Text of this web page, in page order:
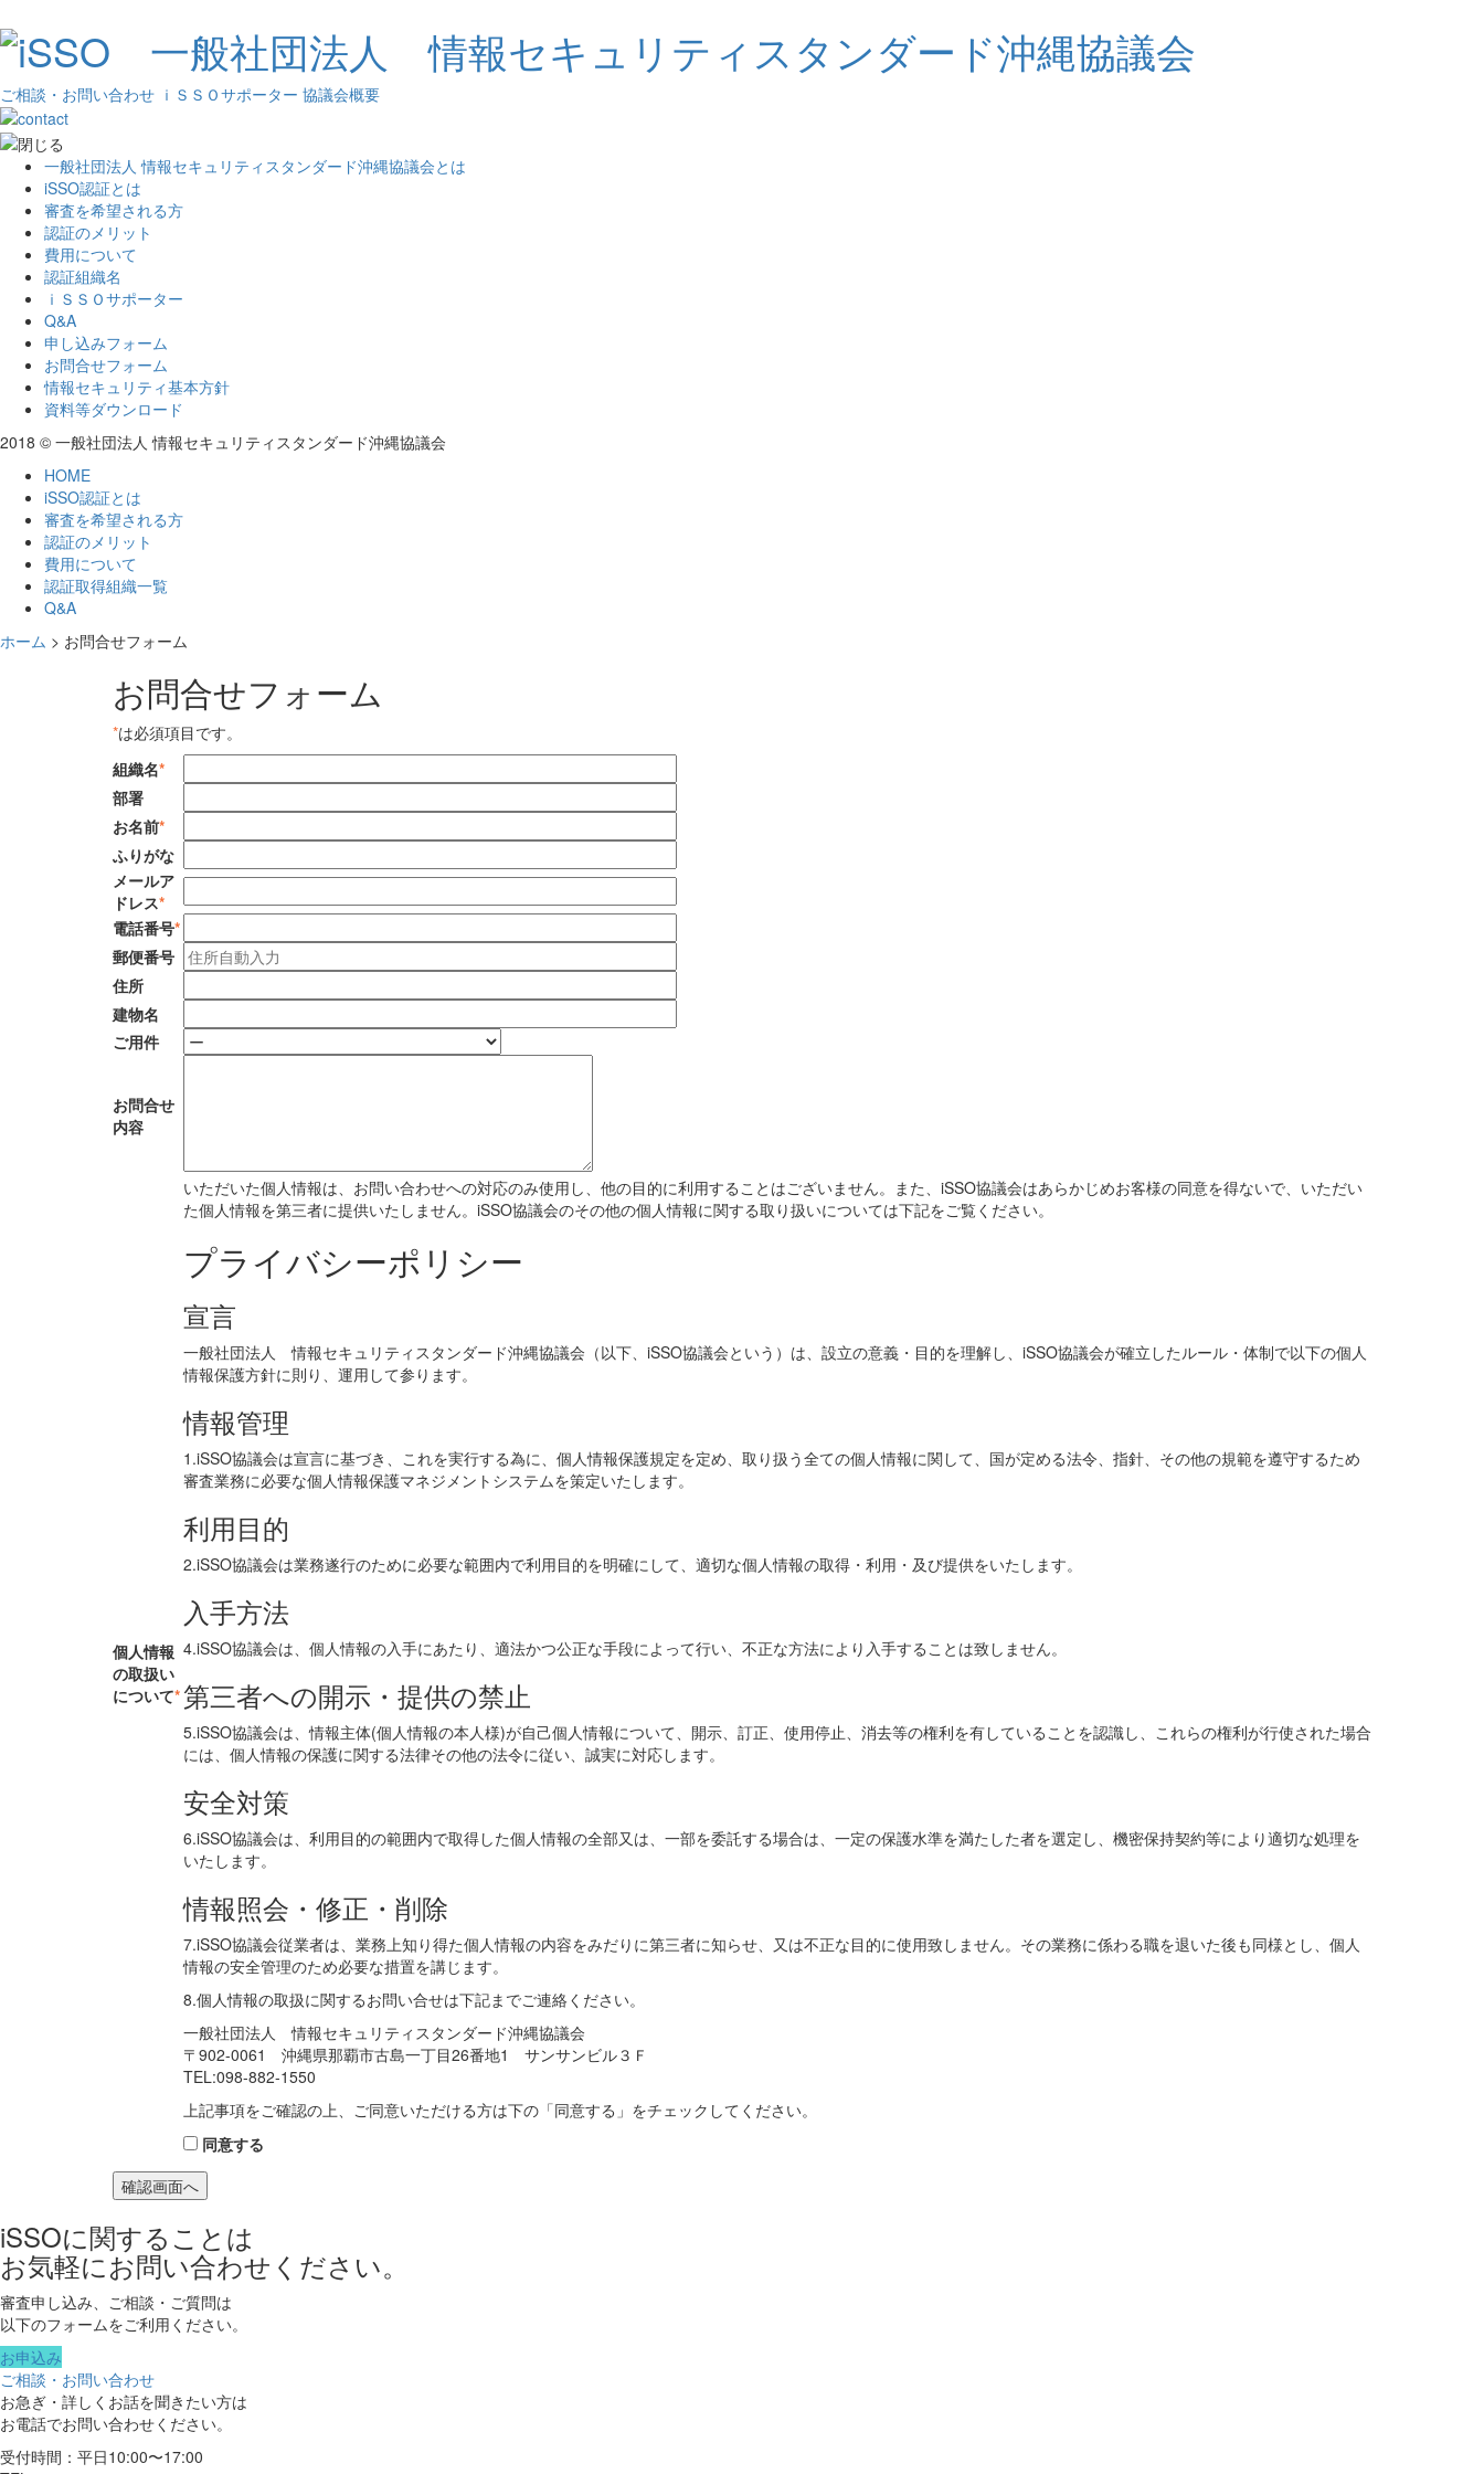
ご相談・お問い合わせ ｉＳＳＯサポーター 協議会概要
一般社団法人 情報セキュリティスタンダード沖縄協議会とは
iSSO認証とは
審査を希望される方
認証のメリット
費用について
認証組織名
ｉＳＳＯサポーター
Q&A
申し込みフォーム
お問合せフォーム
情報セキュリティ基本方針
資料等ダウンロード
2018 © 一般社団法人 情報セキュリティスタンダード沖縄協議会
HOME
iSSO認証とは
審査を希望される方
認証のメリット
費用について
認証取得組織一覧
Q&A
ホーム > お問合せフォーム
お問合せフォーム
*は必須項目です。
組織名*
部署
お名前*
ふりがな
メールア
ドレス*
電話番号*
郵便番号
住所
建物名
ご用件
お問合せ
内容
個人情報
の取扱い
について*
いただいた個人情報は、お問い合わせへの対応のみ使用し、他の目的に利用することはございません。また、iSSO協議会はあらかじめお客様の同意を得ないで、いただい
た個人情報を第三者に提供いたしません。iSSO協議会のその他の個人情報に関する取り扱いについては下記をご覧ください。
プライバシーポリシー
宣言
一般社団法人 情報セキュリティスタンダード沖縄協議会（以下、iSSO協議会という）は、設立の意義・目的を理解し、iSSO協議会が確立したルール・体制で以下の個人
情報保護方針に則り、運用して参ります。
情報管理
1.iSSO協議会は宣言に基づき、これを実行する為に、個人情報保護規定を定め、取り扱う全ての個人情報に関して、国が定める法令、指針、その他の規範を遵守するため
審査業務に必要な個人情報保護マネジメントシステムを策定いたします。
利用目的
2.iSSO協議会は業務遂行のために必要な範囲内で利用目的を明確にして、適切な個人情報の取得・利用・及び提供をいたします。
入手方法
4.iSSO協議会は、個人情報の入手にあたり、適法かつ公正な手段によって行い、不正な方法により入手することは致しません。
第三者への開示・提供の禁止
5.iSSO協議会は、情報主体(個人情報の本人様)が自己個人情報について、開示、訂正、使用停止、消去等の権利を有していることを認識し、これらの権利が行使された場合
には、個人情報の保護に関する法律その他の法令に従い、誠実に対応します。
安全対策
6.iSSO協議会は、利用目的の範囲内で取得した個人情報の全部又は、一部を委託する場合は、一定の保護水準を満たした者を選定し、機密保持契約等により適切な処理を
いたします。
情報照会・修正・削除
7.iSSO協議会従業者は、業務上知り得た個人情報の内容をみだりに第三者に知らせ、又は不正な目的に使用致しません。その業務に係わる職を退いた後も同様とし、個人
情報の安全管理のため必要な措置を講じます。
8.個人情報の取扱に関するお問い合せは下記までご連絡ください。
一般社団法人 情報セキュリティスタンダード沖縄協議会
〒902-0061 沖縄県那覇市古島一丁目26番地1 サンサンビル３Ｆ
TEL:098-882-1550
上記事項をご確認の上、ご同意いただける方は下の「同意する」をチェックしてください。
同意する
iSSOに関することは
お気軽にお問い合わせください。
審査申し込み、ご相談・ご質問は
以下のフォームをご利用ください。
お申込み
ご相談・お問い合わせ
お急ぎ・詳しくお話を聞きたい方は
お電話でお問い合わせください。
受付時間：平日10:00〜17:00